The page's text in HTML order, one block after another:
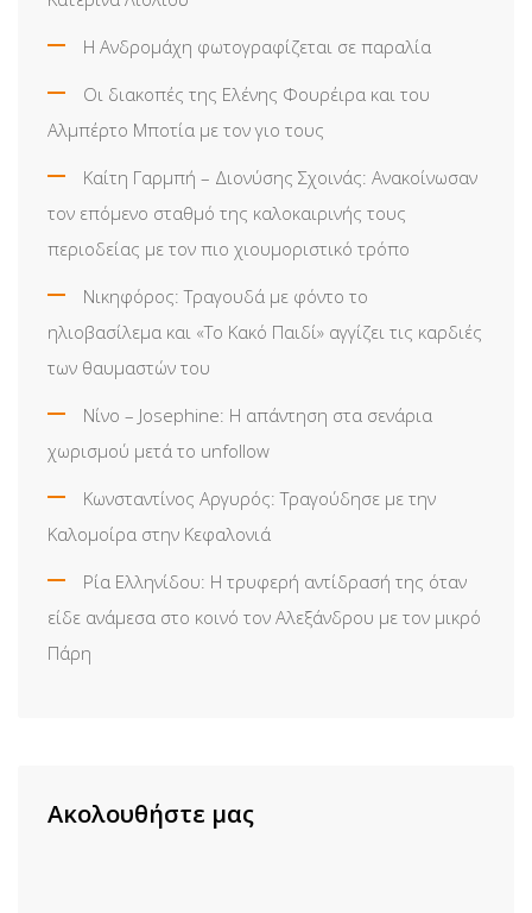
Η Ανδρομάχη φωτογραφίζεται σε παραλία
Οι διακοπές της Ελένης Φουρέιρα και του
Αλμπέρτο Μποτία με τον γιο τους
Καίτη Γαρμπή – Διονύσης Σχοινάς: Ανακοίνωσαν
τον επόμενο σταθμό της καλοκαιρινής τους
περιοδείας με τον πιο χιουμοριστικό τρόπο
Νικηφόρος: Τραγουδά με φόντο το
ηλιοβασίλεμα και «Το Κακό Παιδί» αγγίζει τις καρδιές
των θαυμαστών του
Νίνο – Josephine: Η απάντηση στα σενάρια
χωρισμού μετά το unfollow
Κωνσταντίνος Αργυρός: Τραγούδησε με την
Καλομοίρα στην Κεφαλονιά
Ρία Ελληνίδου: H τρυφερή αντίδρασή της όταν
είδε ανάμεσα στο κοινό τον Αλεξάνδρου με τον μικρό
Πάρη
Ακολουθήστε μας